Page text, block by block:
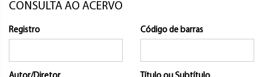
CONSULTA AO ACERVO
Registro Código de barras